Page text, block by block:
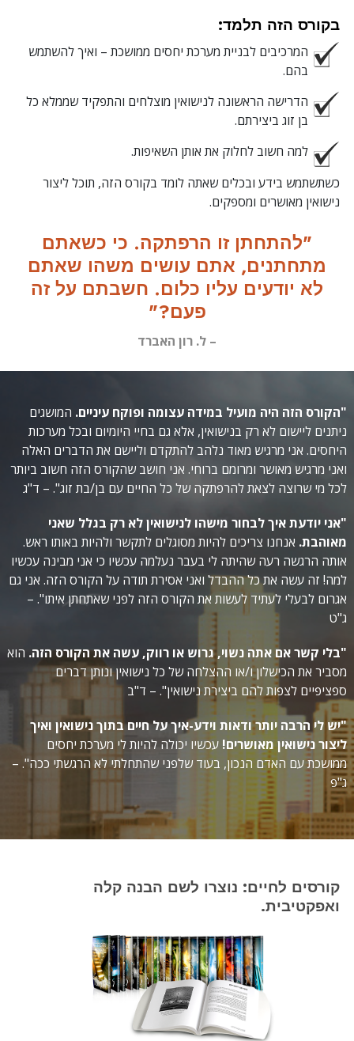
בקורס הזה תלמד:
המרכיבים לבניית מערכת יחסים ממושכת – ואיך להשתמש
בהם.
הדרישה הראשונה לנישואין מוצלחים והתפקיד שממלא כל
בן זוג ביצירתם.
למה חשוב לחלוק את אותן השאיפות.
כשתשתמש בידע ובכלים שאתה לומד בקורס הזה, תוכל ליצור
נישואין מאושרים ומספקים.
"להתחתן זו הרפתקה. כי כשאתם
מתחתנים, אתם עושים משהו שאתם
לא יודעים עליו כלום. חשבתם על זה
פעם?"
– ל. רון האברד
"הקורס הזה היה מועיל במידה עצומה ופוקח עיניים. המושגים
ניתנים ליישום לא רק בנישואין, אלא גם בחיי היומיום ובכל מערכות
היחסים. אני מרגיש מאוד נלהב להתקדם וליישם את הדברים האלה
ואני מרגיש מאושר ומרומם ברוחי. אני חושב שהקורס הזה חשוב ביותר
לכל מי שרוצה לצאת להרפתקה של כל החיים עם בן/בת זוג". – ד"ג
"אני יודעת איך לבחור מישהו לנישואין לא רק בגלל שאני
מאוהבת. אנחנו צריכים להיות מסוגלים לתקשר ולהיות באותו ראש.
אותה הרגשה רעה שהיתה לי בעבר נעלמה עכשיו כי אני מבינה עכשיו
למה! זה עשה את כל ההבדל ואני אסירת תודה על הקורס הזה. אני גם
אגרום לבעלי לעתיד לעשות את הקורס הזה לפני שאתחתן איתו". –
ג"ט
"בלי קשר אם אתה נשוי, גרוש או רווק, עשה את הקורס הזה. הוא
מסביר את הכישלון ו/או ההצלחה של כל נישואין ונותן דברים
ספציפיים לצפות להם ביצירת נישואין". – ד"ב
"יש לי הרבה יותר ודאות וידע-איך על חיים בתוך נישואין ואיך
ליצור נישואין מאושרים! עכשיו יכולה להיות לי מערכת יחסים
ממושכת עם האדם הנכון, בעוד שלפני שהתחלתי לא הרגשתי ככה". –
ג"פ
קורסים לחיים: נוצרו לשם הבנה קלה
ואפקטיבית.